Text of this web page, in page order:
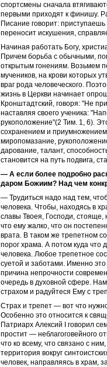
спортсмены сначала
первыми приходят к финишу.
Писание говорит:
переносит искушения,
Начиная работать Богу,
Причем борьба с обычными,
открытым гонениям. Возьмем
мучеников, на крови которых
враг рода человеческого.
жизнь в Церкви начинает
Кронштадтский, говоря: "Не
наставляя своего ученика:
рукоположение"(2 Тим. 1, 6).
сохранением и приумножением
миропомазание,
дарование, талант,
становится на путь
— А если более подробно
даром Божиим? Над чем
— Трудиться надо над тем,
человека. Чтобы, находясь в
славы Твоея, Господи,
что ему жалко, что он
врата. В таком же трепетном
порог храма. А потом куда
человека. Любое трепетное
суетой и заботами. Именно
причина непрочности
очередь в духовной сфере.
страхом и радуйтеся Ему с
Страх и трепет — вот что
Особенно это относится к
Патриарх Алексий I говорил
простит — неблагоговейного
что ко всему, что связано с
территория вокруг
человек, направляясь в храм,